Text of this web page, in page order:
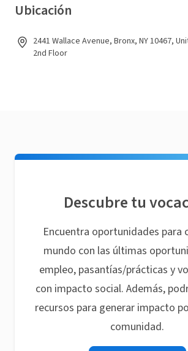
Ubicación
2441 Wallace Avenue, Bronx, NY 10467,
2nd Floor
Descubre tu
Encuentra oportunidades para
mundo con las últimas
empleo, pasantías/prácticas y
con impacto social. Además,
recursos para generar impacto
comunidad.